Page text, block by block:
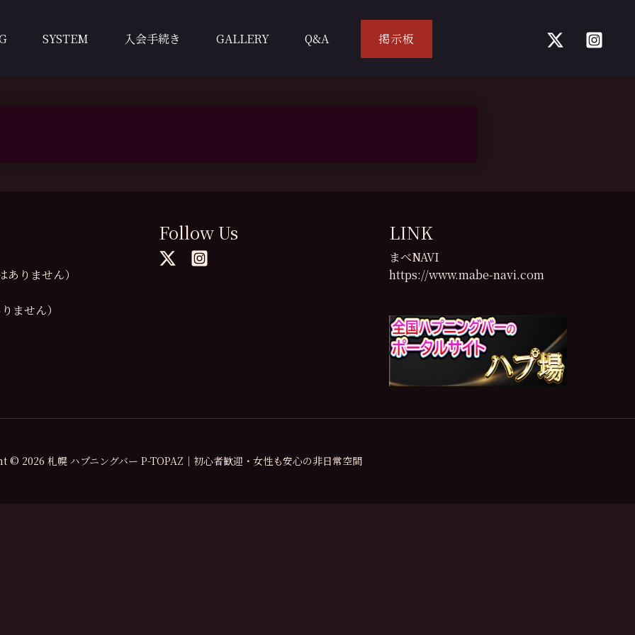
SYSTEM 入会手続き GALLERY Q&A 掲示板
りません）
ません）
Follow Us LINK
まべNAVI
https://www.mabe-navi.com
2026 札幌 ハプニングバー P-TOPAZ｜初心者歓迎・女性も安心の非日常空間